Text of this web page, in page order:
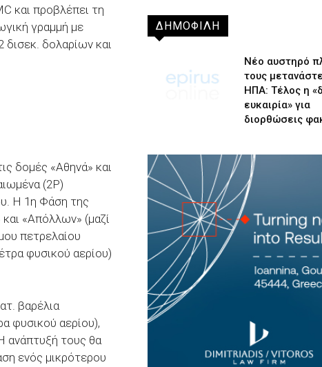
και προβλέπει τη
γραμμή με
δολαρίων και
δομές «Αθηνά» και
(2P)
Η 1η Φάση της
«Απόλλων» (μαζί
πετρελαίου
φυσικού αερίου)
βαρέλια
φυσικού αερίου),
ανάπτυξή τους θα
ενός μικρότερου
ΔΗΜΟΦΙΛΗ
Νέο αυστηρό
τους
ΗΠΑ: Τέλος η
ευκαιρία» για
διορθώσεις